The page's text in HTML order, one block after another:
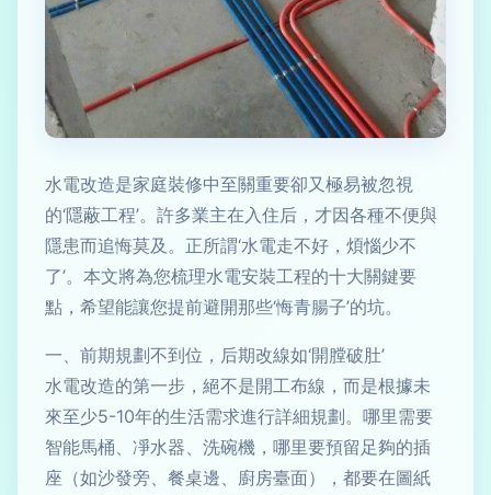
水電改造是家庭裝修中至關重要卻又極易被忽視
的‘隱蔽工程’。許多業主在入住后，才因各種不便與
隱患而追悔莫及。正所謂‘水電走不好，煩惱少不
了’。本文將為您梳理水電安裝工程的十大關鍵要
點，希望能讓您提前避開那些‘悔青腸子’的坑。
一、前期規劃不到位，后期改線如‘開膛破肚’
水電改造的第一步，絕不是開工布線，而是根據未
來至少5-10年的生活需求進行詳細規劃。哪里需要
智能馬桶、凈水器、洗碗機，哪里要預留足夠的插
座（如沙發旁、餐桌邊、廚房臺面），都要在圖紙